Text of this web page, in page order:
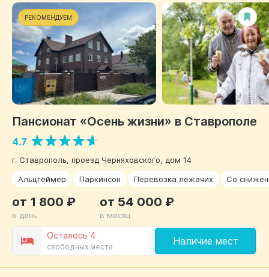
РЕКОМЕНДУЕМ
Пансионат «Осень жизни» в Ставрополе
4.7
г. Ставрополь, проезд Черняховского, дом 14
Альцгеймер
Паркинсон Перевозка лежачих Со
Осталось 4
свободных места Наличие мест
от 1 800 ₽
в день
от 54 000 ₽
в месяц